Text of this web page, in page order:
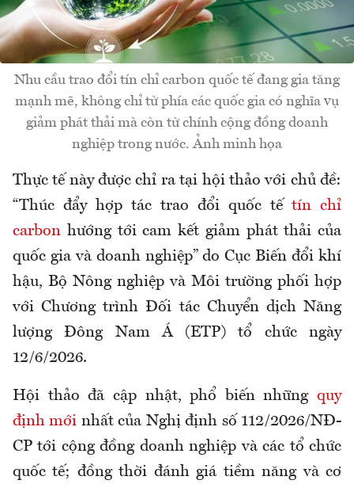
Nhu cầu trao đổi tín chỉ carbon quốc tế đang gia tăng
mạnh mẽ, không chỉ từ phía các quốc gia có nghĩa vụ
giảm phát thải mà còn từ chính cộng đồng doanh
nghiệp trong nước. Ảnh minh họa
Thực tế này được chỉ ra tại hội thảo với chủ đề:
“Thúc đẩy hợp tác trao đổi quốc tế tín chỉ
carbon hướng tới cam kết giảm phát thải của
quốc gia và doanh nghiệp” do Cục Biến đổi khí
hậu, Bộ Nông nghiệp và Môi trường phối hợp
với Chương trình Đối tác Chuyển dịch Năng
lượng Đông Nam Á (ETP) tổ chức ngày
12/6/2026.
Hội thảo đã cập nhật, phổ biến những quy
định mới nhất của Nghị định số 112/2026/NĐ-
CP tới cộng đồng doanh nghiệp và các tổ chức
quốc tế; đồng thời đánh giá tiềm năng và cơ